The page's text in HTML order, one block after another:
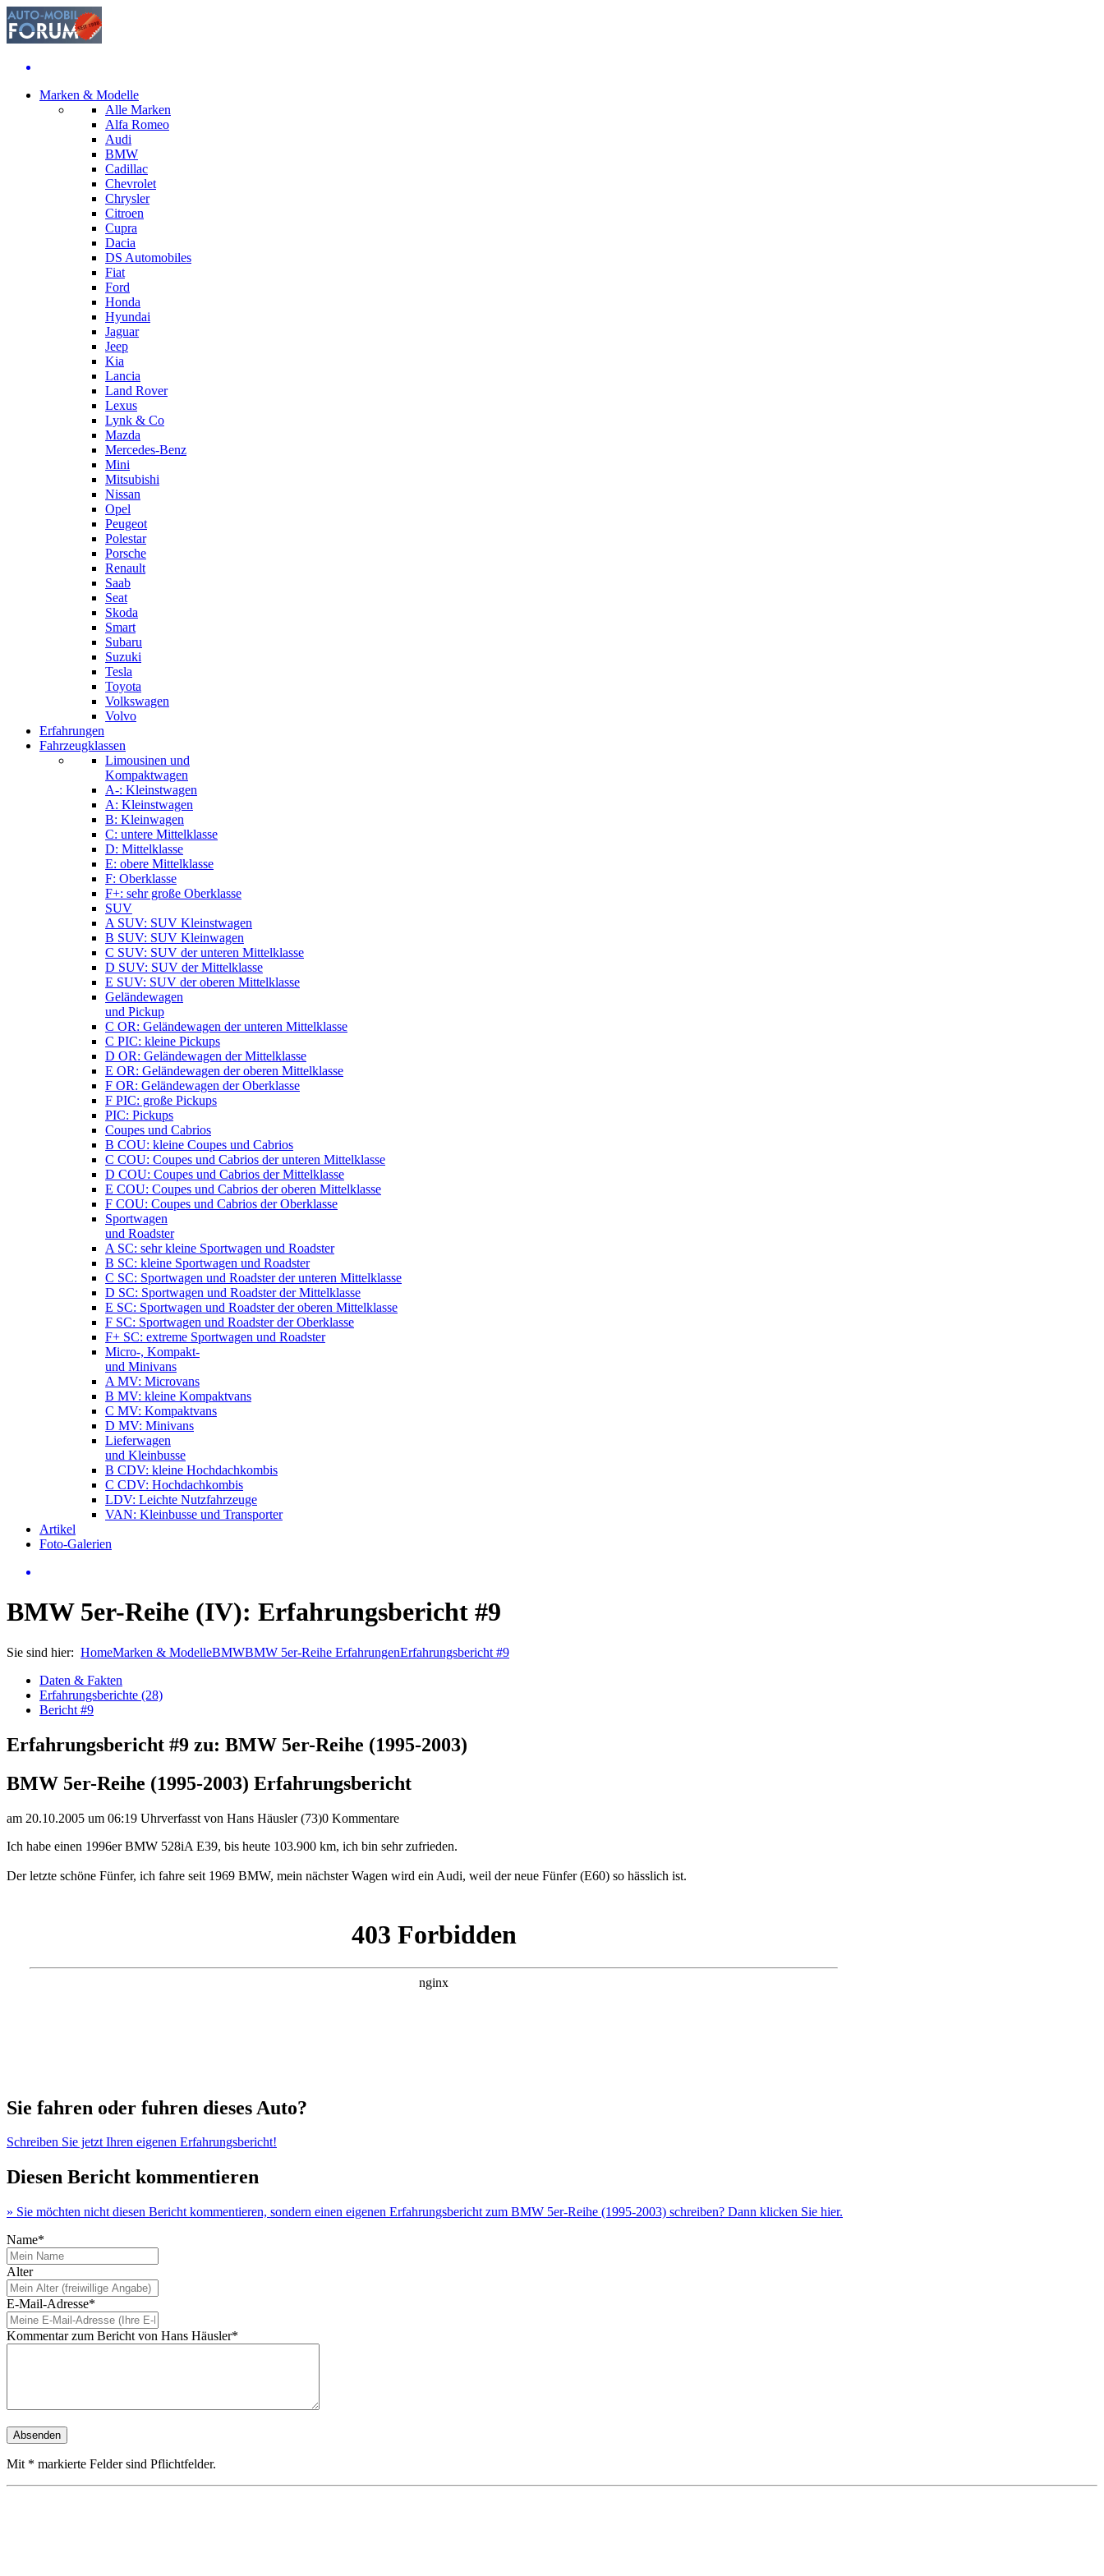
Marken & Modelle
Alle Marken
Alfa Romeo
Audi
BMW
Cadillac
Chevrolet
Chrysler
Citroen
Cupra
Dacia
DS Automobiles
Fiat
Ford
Honda
Hyundai
Jaguar
Jeep
Kia
Lancia
Land Rover
Lexus
Lynk & Co
Mazda
Mercedes-Benz
Mini
Mitsubishi
Nissan
Opel
Peugeot
Polestar
Porsche
Renault
Saab
Seat
Skoda
Smart
Subaru
Suzuki
Tesla
Toyota
Volkswagen
Volvo
Erfahrungen
Fahrzeugklassen
Limousinen und
Kompaktwagen
A-: Kleinstwagen
A: Kleinstwagen
B: Kleinwagen
C: untere Mittelklasse
D: Mittelklasse
E: obere Mittelklasse
F: Oberklasse
F+: sehr große Oberklasse
SUV
A SUV: SUV Kleinstwagen
B SUV: SUV Kleinwagen
C SUV: SUV der unteren Mittelklasse
D SUV: SUV der Mittelklasse
E SUV: SUV der oberen Mittelklasse
Geländewagen
und Pickup
C OR: Geländewagen der unteren Mittelklasse
C PIC: kleine Pickups
D OR: Geländewagen der Mittelklasse
E OR: Geländewagen der oberen Mittelklasse
F OR: Geländewagen der Oberklasse
F PIC: große Pickups
PIC: Pickups
Coupes und Cabrios
B COU: kleine Coupes und Cabrios
C COU: Coupes und Cabrios der unteren Mittelklasse
D COU: Coupes und Cabrios der Mittelklasse
E COU: Coupes und Cabrios der oberen Mittelklasse
F COU: Coupes und Cabrios der Oberklasse
Sportwagen
und Roadster
A SC: sehr kleine Sportwagen und Roadster
B SC: kleine Sportwagen und Roadster
C SC: Sportwagen und Roadster der unteren Mittelklasse
D SC: Sportwagen und Roadster der Mittelklasse
E SC: Sportwagen und Roadster der oberen Mittelklasse
F SC: Sportwagen und Roadster der Oberklasse
F+ SC: extreme Sportwagen und Roadster
Micro-, Kompakt-
und Minivans
A MV: Microvans
B MV: kleine Kompaktvans
C MV: Kompaktvans
D MV: Minivans
Lieferwagen
und Kleinbusse
B CDV: kleine Hochdachkombis
C CDV: Hochdachkombis
LDV: Leichte Nutzfahrzeuge
VAN: Kleinbusse und Transporter
Artikel
Foto-Galerien
BMW 5er-Reihe (IV): Erfahrungsbericht #9
Sie sind hier: HomeMarken & ModelleBMWBMW 5er-Reihe ErfahrungenErfahrungsbericht #9
Daten & Fakten
Erfahrungsberichte (28)
Bericht #9
Erfahrungsbericht #9 zu: BMW 5er-Reihe (1995-2003)
BMW 5er-Reihe (1995-2003) Erfahrungsbericht
am 20.10.2005 um 06:19 Uhrverfasst von Hans Häusler (73)0 Kommentare
Ich habe einen 1996er BMW 528iA E39, bis heute 103.900 km, ich bin sehr zufrieden.
Der letzte schöne Fünfer, ich fahre seit 1969 BMW, mein nächster Wagen wird ein Audi, weil der neue Fünfer (E60) so hässlich ist.
Sie fahren oder fuhren dieses Auto?
Schreiben Sie jetzt Ihren eigenen Erfahrungsbericht!
Diesen Bericht kommentieren
» Sie möchten nicht diesen Bericht kommentieren, sondern einen eigenen Erfahrungsbericht zum BMW 5er-Reihe (1995-2003) schreiben? Dann klicken Sie hier.
Name*
Alter
E-Mail-Adresse*
Kommentar zum Bericht von Hans Häusler*
Mit * markierte Felder sind Pflichtfelder.